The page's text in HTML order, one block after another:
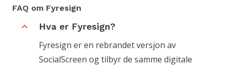
FAQ om Fyresign
Hva er Fyresign?
Fyresign er en rebrandet versjon av
SocialScreen og tilbyr de samme digitale